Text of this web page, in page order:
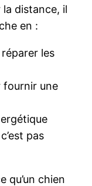
la distance, il
en :
les
fournir une
pas
qu’un chien